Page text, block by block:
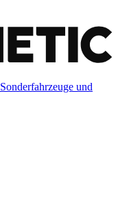
Sonderfahrzeuge und